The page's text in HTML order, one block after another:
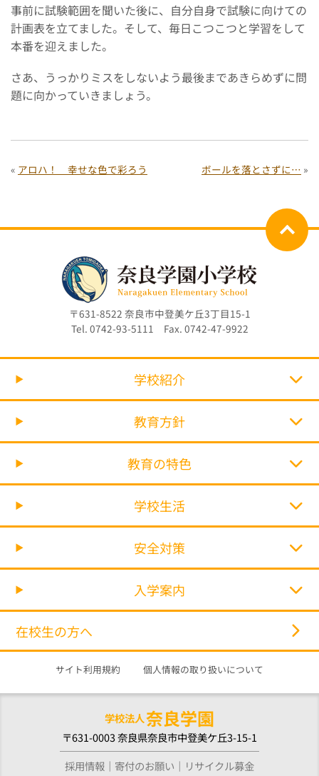
事前に試験範囲を聞いた後に、自分自身で試験に向けての
計画表を立てました。そして、毎日こつこつと学習をして
本番を迎えました。
さあ、うっかりミスをしないよう最後まであきらめずに問
題に向かっていきましょう。
« アロハ！ 幸せな色で彩ろう ボールを落とさずに… »
〒631-8522 奈良市中登美ケ丘3丁目15-1
Tel. 0742-93-5111 Fax. 0742-47-9922
学校紹介
教育方針
教育の特色
学校生活
安全対策
入学案内
在校生の方へ
サイト利用規約 個人情報の取り扱いについて
学校法人奈良学園
〒631-0003 奈良県奈良市中登美ケ丘3-15-1
採用情報
寄付のお願い リサイクル募金